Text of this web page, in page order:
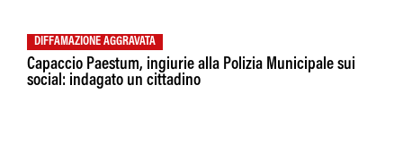
DIFFAMAZIONE AGGRAVATA
Capaccio Paestum, ingiurie alla Polizia Municipale sui
social: indagato un cittadino